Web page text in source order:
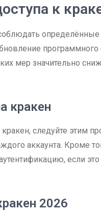
к
мер значительно
кракен
следуйте этим
аккаунта. Кроме
если
2026